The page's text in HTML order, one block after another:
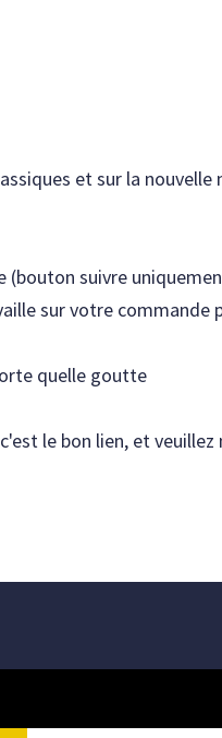
et sur la nouvelle
(bouton suivre
sur votre
quelle goutte
le bon lien, et